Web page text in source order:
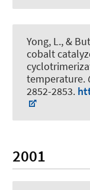
Yong, L., &
cobalt
temperature.
2852-2853.
2001